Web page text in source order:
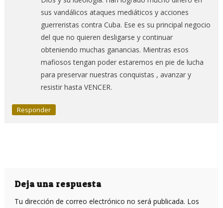
sus vandálicos ataques mediáticos y acciones
guerreristas contra Cuba. Ese es su principal negocio
del que no quieren desligarse y continuar
obteniendo muchas ganancias. Mientras esos
mafiosos tengan poder estaremos en pie de lucha
para preservar nuestras conquistas , avanzar y
resistir hasta VENCER.
Responder
Deja una respuesta
Tu dirección de correo electrónico no será publicada. Los